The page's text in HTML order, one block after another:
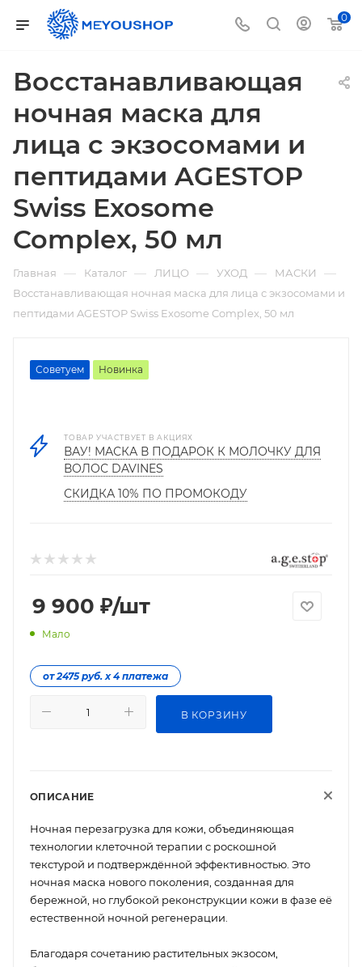
0
Восстанавливающая
ночная маска для
лица с экзосомами и
пептидами AGESTOP
Swiss Exosome
Complex, 50 мл
Главная — Каталог — ЛИЦО — УХОД — МАСКИ —
Восстанавливающая ночная маска для лица с экзосомами и
пептидами AGESTOP Swiss Exosome Complex, 50 мл
Советуем Новинка
ТОВАР УЧАСТВУЕТ В АКЦИЯХ
ВАУ! МАСКА В ПОДАРОК К МОЛОЧКУ ДЛЯ
ВОЛОС DAVINES
СКИДКА 10% ПО ПРОМОКОДУ
9 900 ₽/шт
Мало
от 2475 руб. х 4 платежа
В КОРЗИНУ
ОПИСАНИЕ
Ночная перезагрузка для кожи, объединяющая
технологии клеточной терапии с роскошной
текстурой и подтверждённой эффективностью. Это
ночная маска нового поколения, созданная для
бережной, но глубокой реконструкции кожи в фазе её
естественной ночной регенерации.
Благодаря сочетанию растительных экзосом,